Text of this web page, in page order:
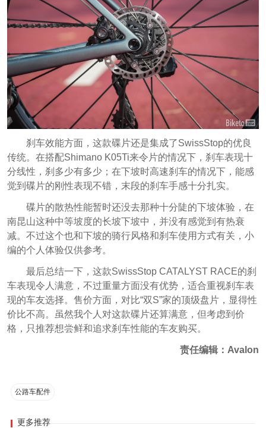
刹车效能方面，这款碟片还是集成了SwissStop的优良
传统。在搭配Shimano K05Ti来令片的情况下，刹车表现十
分线性，刹多少有多少；在下坡时高速刹车的情况下，能感
觉到碟片的刚性表现不错，末段的刹车手感十分扎实。
碟片的散热性能暂时还没去那种十分陡的下坡体验，在
南昆山这种中等坡度的长坡下坡中，并没有感觉到有热衰
减。不过这个也和下坡的骑行风格和刹车使用方式有关，小
编的个人体验仅供参考。
最后总结一下，这款SwissStop CATALYST RACE的刹
车表现令人满意，不过重量方面没有优势，适合重视刹车表
现的车友选择。售价方面，对比“双S”家的顶级盘片，显得性
价比不高。虽然我个人对这款碟片还算满意，但考虑到价
格，只推荐想尝鲜和追求刹车性能的车友购买。
责任编辑：Avalon
公路车配件
更多推荐